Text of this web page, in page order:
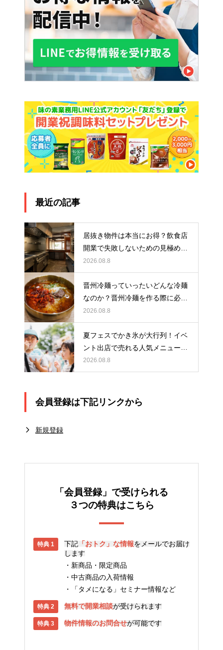
最近の記事
居抜き物件は本当にお得？飲食店
開業で失敗しないための見極め方
と厨房機器選びを解説
2026.08.8
晋州冷麺っていったいどんな冷麺
なのか？晋州冷麺を作る際に必要
なアイテムとは？
2026.08.8
夏フェスでかき氷が大行列！イベ
ント出店で売れる人気メニュー作
りのポイント
2026.08.8
会員登録は下記リンクから
新規登録
「会員登録」で受けられる
３つの特典はこちら
下記 「おトク」な情報をメールでお届け
します
新商品・限定商品
中古商品の入荷情報
「タメになる」セミナー情報など
無料で開業相談が受けられます
物件情報のお問合せが可能です